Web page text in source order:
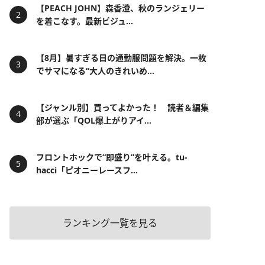
【PEACH JOHN】森香澄、秋のランジェリー
を着こなす。最新ビジュ...
【8月】暑すぎる日の通勤服問題を解決。一枚
でサマになる“大人のきれいめ...
【ジャンル別】買ってよかった！ 読者＆編集
部が選ぶ「QOL爆上がりアイ...
フロントホックで“即盛り”を叶える。tu-
hacci「ピオニーレースフ...
ランキング一覧を見る